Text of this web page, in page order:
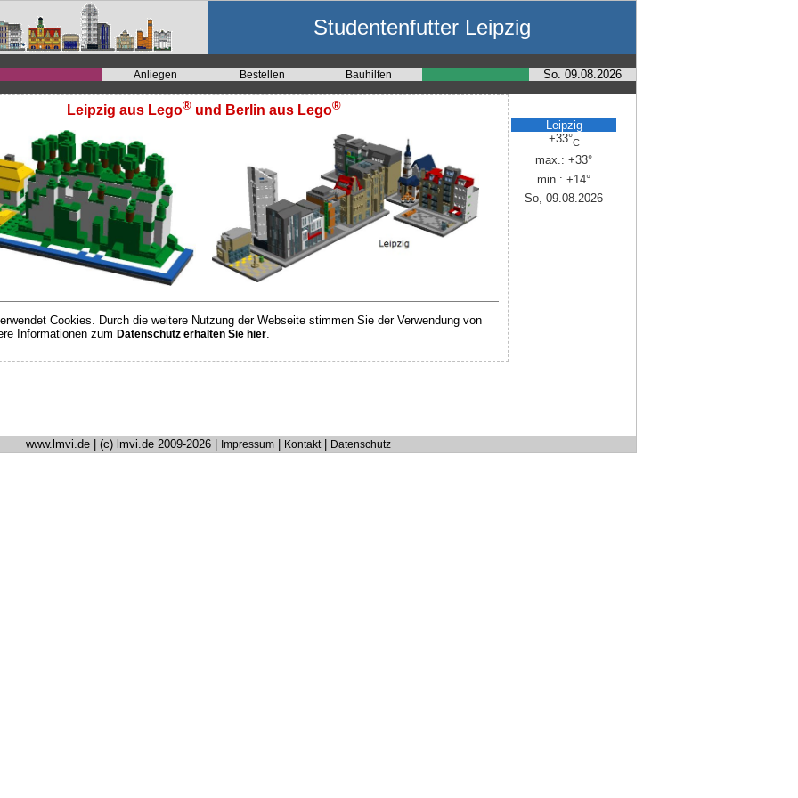
Studentenfutter Leipzig
Anliegen Bestellen Bauhilfen So. 09.08.2026
Leipzig
+33°C
max.:+33°
min.:+14°
So, 09.08.2026
Leipzig aus Lego® und Berlin aus Lego®
Cookies. Durch die weitere Nutzung der Webseite stimmen Sie der Verwendung von
Informationen zum Datenschutz erhalten Sie hier.
www.lmvi.de | (c) lmvi.de 2009-2026 | Impressum Kontakt| Datenschutz